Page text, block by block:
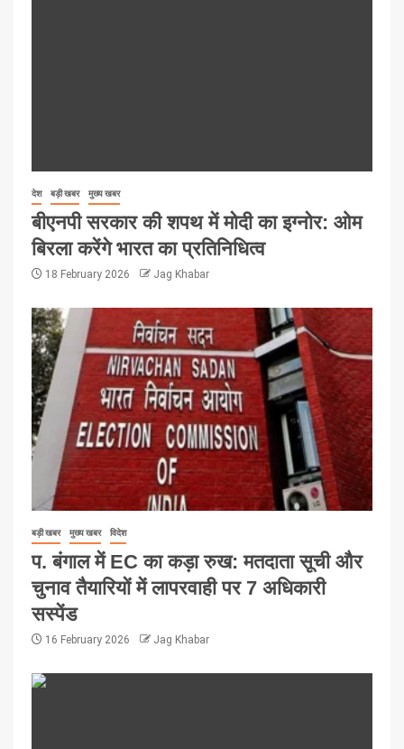
देश बड़ी खबर मुख्य खबर
बीएनपी सरकार की शपथ में मोदी का इग्नोर: ओम
बिरला करेंगे भारत का प्रतिनिधित्व
18 February 2026 Jag Khabar
बड़ी खबर मुख्य खबर विदेश
प. बंगाल में EC का कड़ा रुख: मतदाता सूची और
चुनाव तैयारियों में लापरवाही पर 7 अधिकारी
सस्पेंड
16 February 2026 Jag Khabar